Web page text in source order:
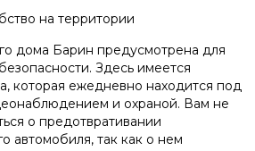
на территории
дома Барин предусмотрена для
Здесь имеется
которая ежедневно находится под
и охраной. Вам не
о предотвративании
автомобиля, так как о нем